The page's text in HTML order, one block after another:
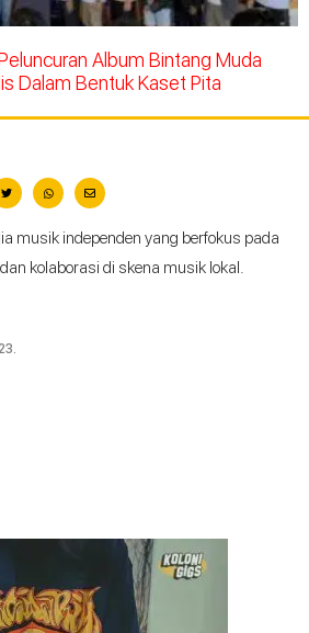
Album Bintang Muda
Dalam Bentuk Kaset Pita
musik independen yang berfokus pada
kolaborasi di skena musik lokal.